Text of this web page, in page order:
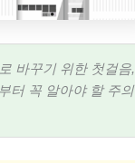
바꾸기 위한 첫걸음,
터 꼭 알아야 할 주의